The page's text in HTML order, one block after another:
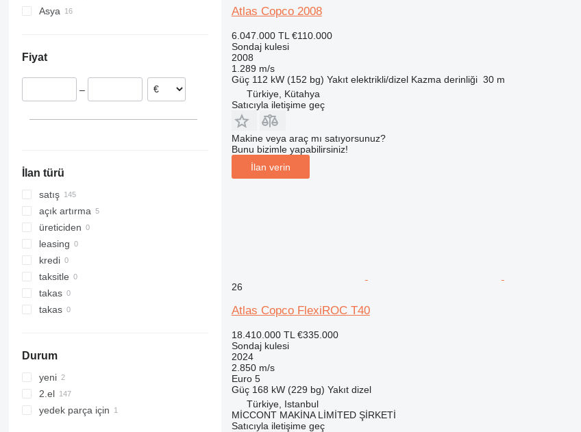
Almanya
İtalya
Polonya
ABD
Asya
Fiyat
–
İlan türü
satış
açık artırma
üreticiden
leasing
kredi
taksitle
takas
takas
Durum
yeni
2.el
yedek parça için
Atlas Copco 2008
6.047.000 TL €110.000
Sondaj kulesi
2008
1.289 m/s
Güç 112 kW (152 bg) Yakıt elektrikli/dizel Kazma derinliği 30 m
Türkiye, Kütahya
Satıcıyla iletişime geç
Makine veya araç mı satıyorsunuz?
Bunu bizimle yapabilirsiniz!
İlan verin
26
Atlas Copco FlexiROC T40
18.410.000 TL €335.000
Sondaj kulesi
2024
2.850 m/s
Euro 5
Güç 168 kW (229 bg) Yakıt dizel
Türkiye, Istanbul
MİCCONT MAKİNA LİMİTED ŞİRKETİ
Satıcıyla iletişime geç